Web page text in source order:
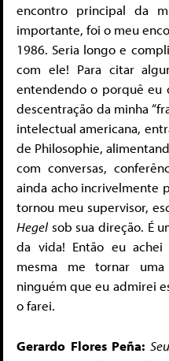
encontro principal da
importante, foi o meu
1986. Seria longo e
com ele! Para citar
entendendo o porquê eu
descentração da minha
intelectual americana,
de Philosophie,
com conversas,
ainda acho incrivelmente
tornou meu supervisor,
Hegelsob sua direção. É
da vida! Então eu
mesma me tornar uma
ninguém que eu admirei
o farei.
Gerardo Flores Peña: